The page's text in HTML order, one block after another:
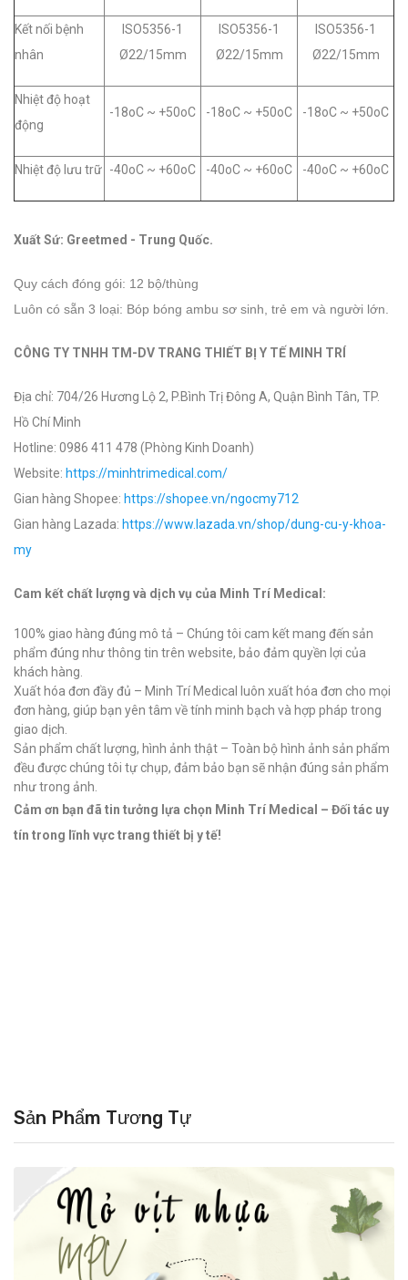
Kết nối bệnh
nhân
ISO5356-1
Ø22/15mm
ISO5356-1
Ø22/15mm
ISO5356-1
Ø22/15mm
Nhiệt độ hoạt
động
-18oC ~ +50oC -18oC ~ +50oC -18oC ~ +50oC
Nhiệt độ lưu trữ -40oC ~ +60oC -40oC ~ +60oC -40oC ~ +60oC
Xuất Sứ: Greetmed - Trung Quốc.
Quy cách đóng gói: 12 bộ/thùng
Luôn có sẵn 3 loại: Bóp bóng ambu sơ sinh, trẻ em và người lớn.
CÔNG TY TNHH TM-DV TRANG THIẾT BỊ Y TẾ MINH TRÍ
Địa chỉ: 704/26 Hương Lộ 2, P.Bình Trị Đông A, Quận Bình Tân, TP.
Hồ Chí Minh
Hotline: 0986 411 478 (Phòng Kinh Doanh)
Website: https://minhtrimedical.com/
Gian hàng Shopee: https://shopee.vn/ngocmy712
Gian hàng Lazada: https://www.lazada.vn/shop/dung-cu-y-khoa-
my
Cam kết chất lượng và dịch vụ của Minh Trí Medical:
100% giao hàng đúng mô tả – Chúng tôi cam kết mang đến sản
phẩm đúng như thông tin trên website, bảo đảm quyền lợi của
khách hàng.
Xuất hóa đơn đầy đủ – Minh Trí Medical luôn xuất hóa đơn cho mọi
đơn hàng, giúp bạn yên tâm về tính minh bạch và hợp pháp trong
giao dịch.
Sản phẩm chất lượng, hình ảnh thật – Toàn bộ hình ảnh sản phẩm
đều được chúng tôi tự chụp, đảm bảo bạn sẽ nhận đúng sản phẩm
như trong ảnh.
Cảm ơn bạn đã tin tưởng lựa chọn Minh Trí Medical – Đối tác uy
tín trong lĩnh vực trang thiết bị y tế!
Sản Phẩm Tương Tự